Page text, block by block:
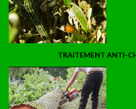
TRAITEMENT ANTI-